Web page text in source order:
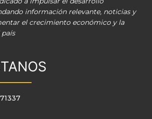
información relevante, noticias y
el crecimiento económico y la